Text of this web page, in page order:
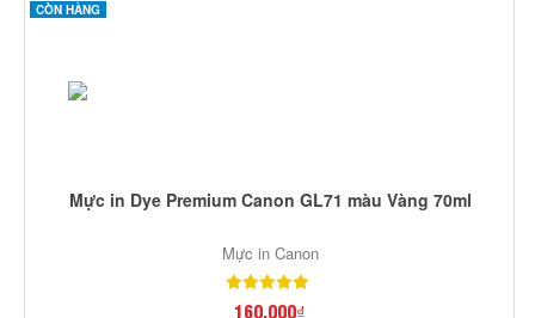
CÒN HÀNG
Mực in Dye Premium Canon GL71 màu Vàng 70ml
Mực in Canon
160,000₫